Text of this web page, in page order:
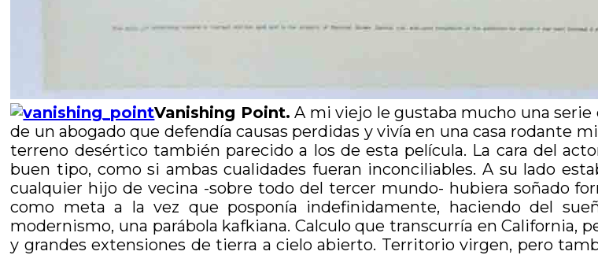
Vanishing Point. A mi viejo le gustaba mucho una
de un abogado que defendía causas perdidas y vivía en una casa rodante
terreno desértico también parecido a los de esta película. La cara del
buen tipo, como si ambas cualidades fueran inconciliables. A su lado
cualquier hijo de vecina -sobre todo del tercer mundo- hubiera soñado
como meta a la vez que posponía indefinidamente, haciendo del
modernismo, una parábola kafkiana. Calculo que transcurría en California,
y grandes extensiones de tierra a cielo abierto. Territorio virgen, pero